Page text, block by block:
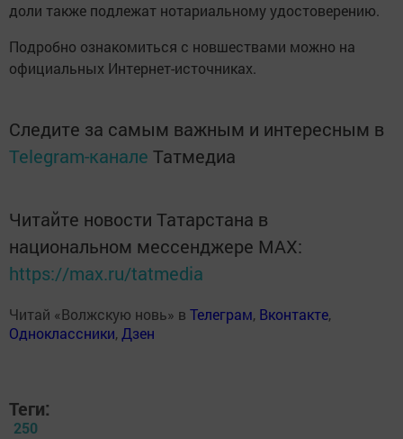
доли также подлежат нотариальному удостоверению.
Подробно ознакомиться с новшествами можно на
официальных Интернет-источниках.
Следите за самым важным и интересным в
Telegram-канале Татмедиа
Читайте новости Татарстана в
национальном мессенджере MАХ:
https://max.ru/tatmedia
Читай «Волжскую новь» в Телеграм, Вконтакте,
Одноклассники,Дзен
Теги:
250